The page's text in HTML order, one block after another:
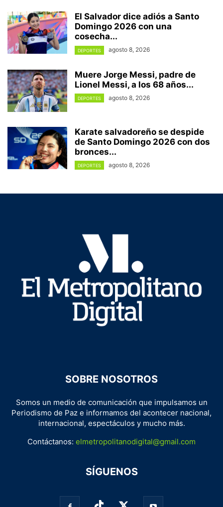
El Salvador dice adiós a Santo
Domingo 2026 con una
cosecha...
DEPORTES agosto 8, 2026
Muere Jorge Messi, padre de
Lionel Messi, a los 68 años...
DEPORTES agosto 8, 2026
Karate salvadoreño se despide
de Santo Domingo 2026 con dos
bronces...
DEPORTES agosto 8, 2026
SOBRE NOSOTROS
Somos un medio de comunicación que impulsamos un
Periodismo de Paz e informamos del acontecer nacional,
internacional, espectáculos y mucho más.
Contáctanos: elmetropolitanodigital@gmail.com
SÍGUENOS